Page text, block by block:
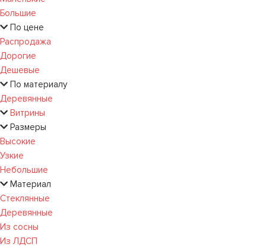
Большие
По цене
Распродажа
Дорогие
Дешевые
По материалу
Деревянные
Витрины
Размеры
Высокие
Узкие
Небольшие
Материал
Стеклянные
Деревянные
Из сосны
Из ЛДСП